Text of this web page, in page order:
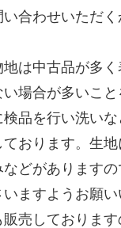
合わせいただ
は中古品が多く
場合が多いこと
品を行い洗い
おります。生
どがあります
ますようお願い
売しておりま